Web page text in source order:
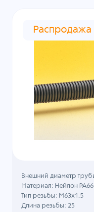
Распродажа
Внешний диаметр
Материал: Нейлон PA66
Тип резьбы: M63x1.5
Длина резьбы: 25